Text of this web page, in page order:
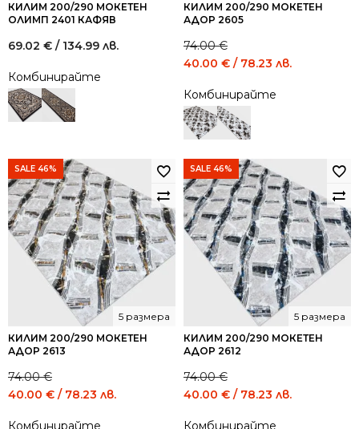
КИЛИМ 200/290 МОКЕТЕН
ОЛИМП 2401 КАФЯВ
69.02 € / 134.99 лв.
Комбинирайте
КИЛИМ 200/290 МОКЕТЕН
АДОР 2605
74.00€
Original
was:
74.00 €
/
лв..
40.00 € / 78.23 лв.
Комбинирайте
SALE 46%
КИЛИМ 200/290 МОКЕТЕН
АДОР 2613
5 размера
74.00€
Original
40.00 € / 78.23 лв.
Комбинирайте
SALE 46%
КИЛИМ 200/290 МОКЕТЕН
АДОР 2612
5 размера
74.00€
Original
40.00 € / 78.23 лв.
Комбинирайте